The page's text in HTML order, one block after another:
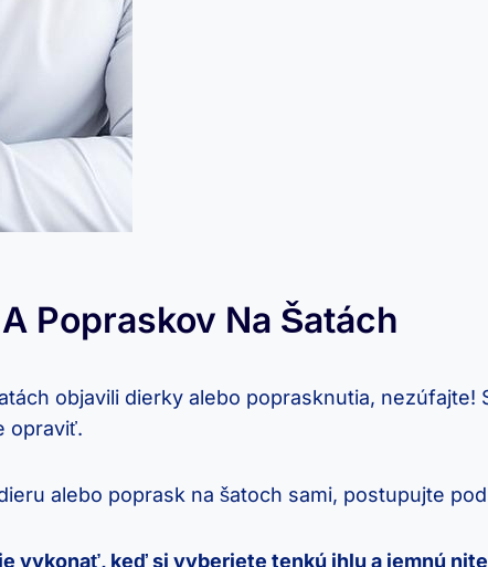
⁣popraskov Na Šatách
objavili dierky alebo poprasknutia,
opraviť.
alebo poprask na šatoch sami, postupujte
vykonať, keď si vyberiete tenkú ihlu a jemnú